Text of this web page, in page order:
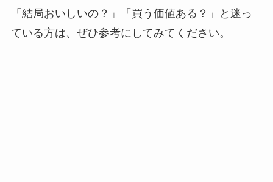
「結局おいしいの？」「買う価値ある？」と迷っ
ている方は、ぜひ参考にしてみてください。